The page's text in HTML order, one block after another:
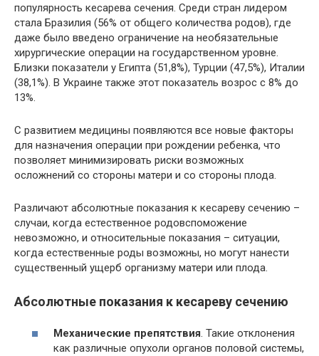
популярность кесарева сечения. Среди стран лидером
стала Бразилия (56% от общего количества родов), где
даже было введено ограничение на необязательные
хирургические операции на государственном уровне.
Близки показатели у Египта (51,8%), Турции (47,5%), Италии
(38,1%). В Украине также этот показатель возрос с 8% до
13%.
С развитием медицины появляются все новые факторы
для назначения операции при рождении ребенка, что
позволяет минимизировать риски возможных
осложнений со стороны матери и со стороны плода.
Различают абсолютные показания к кесареву сечению –
случаи, когда естественное родовспоможение
невозможно, и относительные показания – ситуации,
когда естественные роды возможны, но могут нанести
существенный ущерб организму матери или плода.
Абсолютные показания к кесареву сечению
Механические препятствия. Такие отклонения
как различные опухоли органов половой системы,